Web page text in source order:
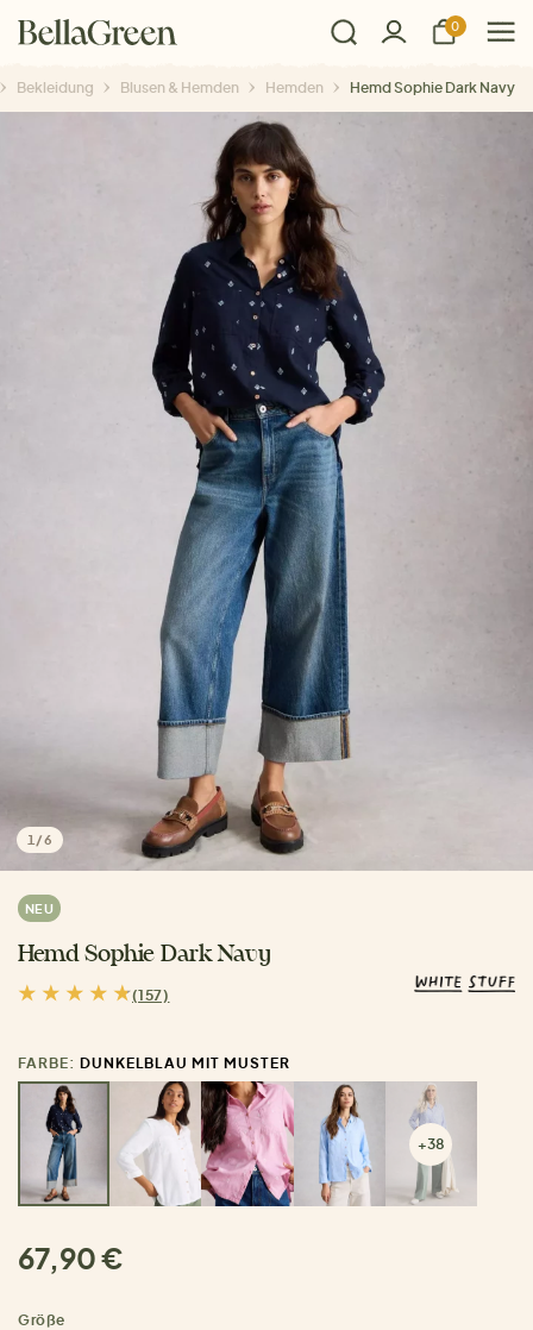
0
Bekleidung Blusen & Hemden Hemden Hemd Sophie Dark Navy
1 /6
NEU
Hemd Sophie Dark Navy
(157)
FARBE: DUNKELBLAU MIT MUSTER
+38
67,90 €
Größe